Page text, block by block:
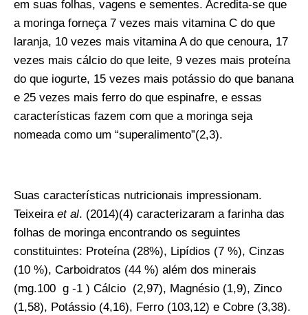
em suas folhas, vagens e sementes. Acredita-se que
a moringa forneça 7 vezes mais vitamina C do que
laranja, 10 vezes mais vitamina A do que cenoura, 17
vezes mais cálcio do que leite, 9 vezes mais proteína
do que iogurte, 15 vezes mais potássio do que banana
e 25 vezes mais ferro do que espinafre, e essas
características fazem com que a moringa seja
nomeada como um “superalimento”(2,3).
Suas características nutricionais impressionam.
Teixeira et al. (2014)(4) caracterizaram a farinha das
folhas de moringa encontrando os seguintes
constituintes: Proteína (28%), Lipídios (7 %), Cinzas
(10 %), Carboidratos (44 %) além dos minerais
(mg.100 g -1 ) Cálcio (2,97), Magnésio (1,9), Zinco
(1,58), Potássio (4,16), Ferro (103,12) e Cobre (3,38).